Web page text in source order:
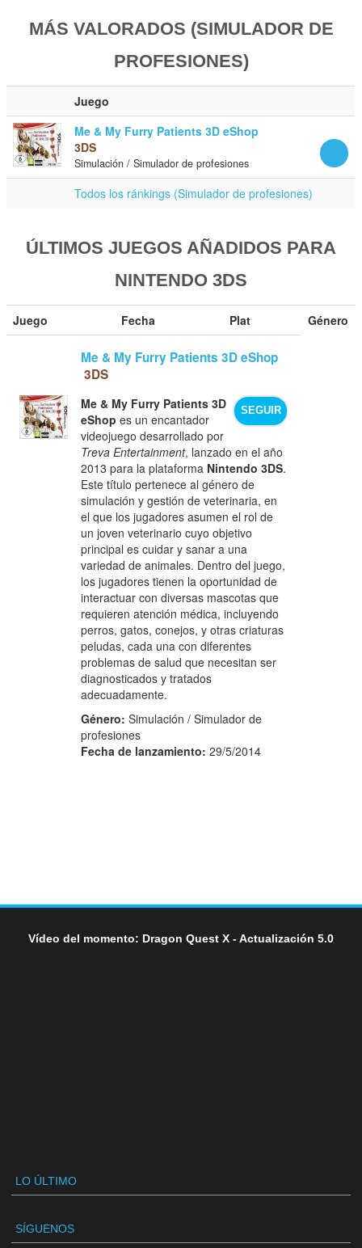
MÁS VALORADOS (SIMULADOR DE
PROFESIONES)
Juego
Me & My Furry Patients 3D eShop
3DS
Simulación / Simulador de profesiones
Todos los ránkings (Simulador de profesiones)
ÚLTIMOS JUEGOS AÑADIDOS PARA
NINTENDO 3DS
Juego Fecha Plat Género
Me & My Furry Patients 3D eShop
3DS
SEGUIR
Me & My Furry Patients 3D
eShop es un encantador
videojuego desarrollado por
Treva Entertainment, lanzado en el año
2013 para la plataforma Nintendo 3DS.
Este título pertenece al género de
simulación y gestión de veterinaria, en
el que los jugadores asumen el rol de
un joven veterinario cuyo objetivo
principal es cuidar y sanar a una
variedad de animales. Dentro del juego,
los jugadores tienen la oportunidad de
interactuar con diversas mascotas que
requieren atención médica, incluyendo
perros, gatos, conejos, y otras criaturas
peludas, cada una con diferentes
problemas de salud que necesitan ser
diagnosticados y tratados
adecuadamente.
Género: Simulación / Simulador de
profesiones
Fecha de lanzamiento: 29/5/2014
Vídeo del momento: Dragon Quest X - Actualización 5.0
LO ÚLTIMO
SÍGUENOS